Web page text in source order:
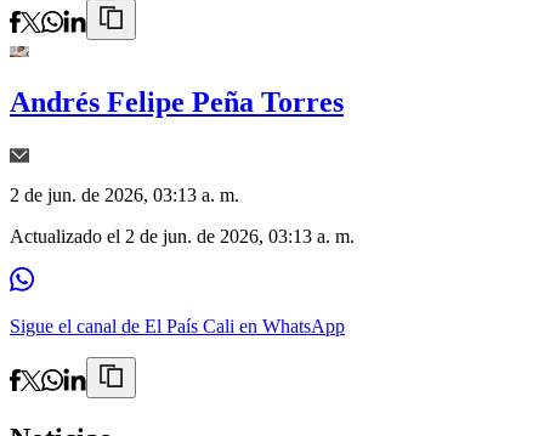
Andrés Felipe Peña Torres
2 de jun. de 2026, 03:13 a. m.
Actualizado el 2 de jun. de 2026, 03:13 a. m.
Sigue el canal de El País Cali en WhatsApp